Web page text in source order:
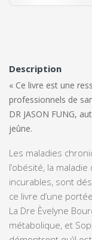
Description
« Ce livre est une
professionnels de
DR JASON FUNG,
jeûne.
Les maladies
l’obésité, la
incurables, sont
ce livre d’une
La Dre Èvelyne
métabolique, et